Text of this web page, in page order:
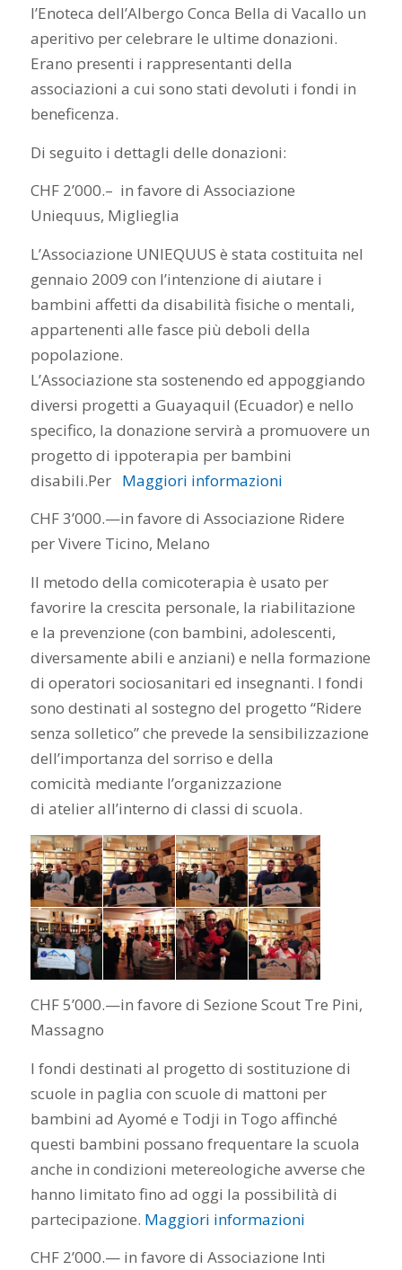
l’Enoteca dell’Albergo Conca Bella di Vacallo un
aperitivo per celebrare le ultime donazioni.
Erano presenti i rappresentanti della
associazioni a cui sono stati devoluti i fondi in
beneficenza.
Di seguito i dettagli delle donazioni:
CHF 2’000.– in favore di Associazione
Uniequus, Miglieglia
L’Associazione UNIEQUUS è stata costituita nel
gennaio 2009 con l’intenzione di aiutare i
bambini affetti da disabilità fisiche o mentali,
appartenenti alle fasce più deboli della
popolazione.
L’Associazione sta sostenendo ed appoggiando
diversi progetti a Guayaquil (Ecuador) e nello
specifico, la donazione servirà a promuovere un
progetto di ippoterapia per bambini
disabili.Per Maggiori informazioni
CHF 3’000.—in favore di Associazione Ridere
per Vivere Ticino, Melano
Il metodo della comicoterapia è usato per
favorire la crescita personale, la riabilitazione
e la prevenzione (con bambini, adolescenti,
diversamente abili e anziani) e nella formazione
di operatori sociosanitari ed insegnanti. I fondi
sono destinati al sostegno del progetto “Ridere
senza solletico” che prevede la sensibilizzazione
dell’importanza del sorriso e della
comicità mediante l’organizzazione
di atelier all’interno di classi di scuola.
CHF 5’000.—in favore di Sezione Scout Tre Pini,
Massagno
I fondi destinati al progetto di sostituzione di
scuole in paglia con scuole di mattoni per
bambini ad Ayomé e Todji in Togo affinché
questi bambini possano frequentare la scuola
anche in condizioni metereologiche avverse che
hanno limitato fino ad oggi la possibilità di
partecipazione. Maggiori informazioni
CHF 2’000.— in favore di Associazione Inti